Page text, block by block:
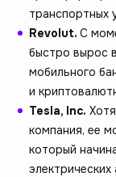
транспортных
Revolut. С
быстро вырос
мобильного
и
Tesla, Inc.
компания, ее
который